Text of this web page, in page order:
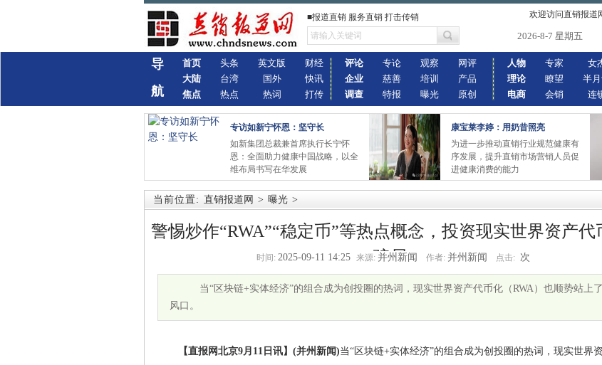
■报道直销 服务直销 打击传销 欢迎访问直销报道
2026-8-7 星期五
导
航
首页
大陆
焦点
头条
台湾
热点
英文版
国外
热词
财经
快讯
打传
评论
企业
调查
专论
慈善
特报
观察
培训
曝光
网评
产品
原创
人物
理论
电商
专家
瞭望
会销
女
半
连
专访如新宁怀恩：坚守长
如新集团总裁兼首席执行长宁怀
恩：全面助力健康中国战略，以全
维布局书写在华发展
康宝莱李婷：用奶昔照亮
为进一步推动直销行业规范健康有
序发展，提升直销市场营销人员促
进健康消费的能力
当前位置: 直销报道网 > 曝光 >
警惕炒作“RWA”“稳定币”等热点概念，投资现实世界资产代
骗局
时间: 2025-09-11 14:25 来源: 并州新闻 作者: 并州新闻 点击: 次
当“区块链+实体经济”的组合成为创投圈的热词，现实世界资产代币化（RWA）也顺势站上了
风口。
【直报网北京9月11日讯】(并州新闻)当“区块链+实体经济”的组合成为创投圈的热词，现实世界